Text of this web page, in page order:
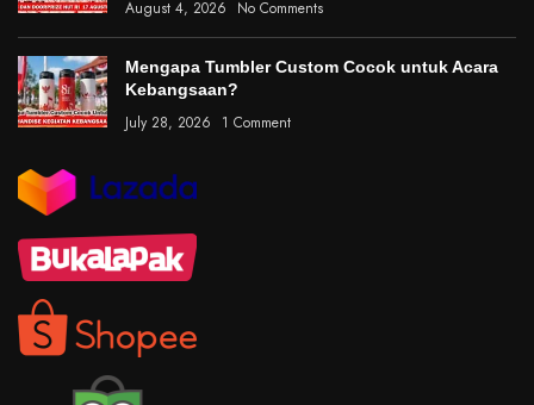
August 4, 2026 No Comments
Mengapa Tumbler Custom Cocok untuk Acara
Kebangsaan?
July 28, 2026 1 Comment